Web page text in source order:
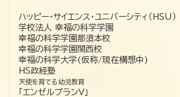
ハッピー・サイエンス・ユニバーシティ（HSU）
学校法人 幸福の科学学園
幸福の科学学園那須本校
幸福の科学学園関西校
幸福の科学大学(仮称/現在構想中)
HS政経塾
天使を育てる幼児教育
「エンゼルプランV」